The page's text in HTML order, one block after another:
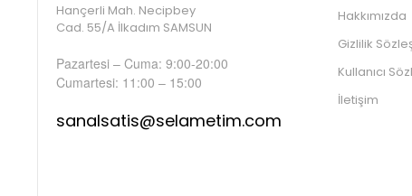
Hançerli Mah. Necipbey
Cad. 55/A İlkadım SAMSUN
Pazartesi – Cuma: 9:00-20:00
Cumartesi: 11:00 – 15:00
sanalsatis@selametim.com
Hakkımızda
Gizlilik
Kullanıcı
İletişim